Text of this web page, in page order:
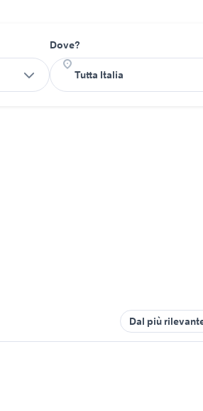
Dove?
Dal più